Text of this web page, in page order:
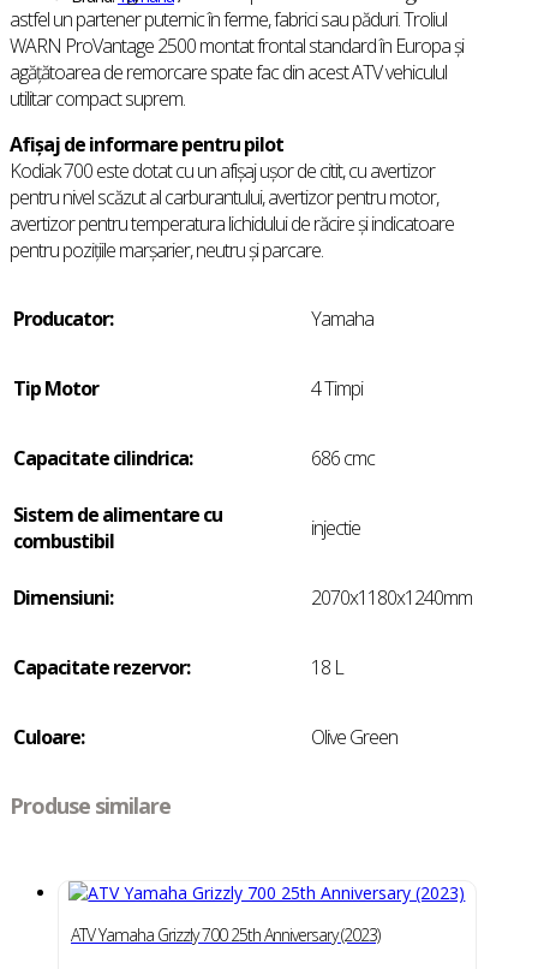
astfel un partener puternic în ferme, fabrici sau păduri. Troliul
WARN ProVantage 2500 montat frontal standard în Europa și
agățătoarea de remorcare spate fac din acest ATV vehiculul
utilitar compact suprem.
Afișaj de informare pentru pilot
Kodiak 700 este dotat cu un afișaj ușor de citit, cu avertizor
pentru nivel scăzut al carburantului, avertizor pentru motor,
avertizor pentru temperatura lichidului de răcire și indicatoare
pentru pozițiile marșarier, neutru și parcare.
Producator: Yamaha
Tip Motor 4 Timpi
Capacitate cilindrica: 686 cmc
Sistem de alimentare cu
combustibil
injectie
Dimensiuni: 2070x1180x1240mm
Capacitate rezervor: 18 L
Culoare: Olive Green
Produse similare
ATV Yamaha Grizzly 700 25th Anniversary (2023)